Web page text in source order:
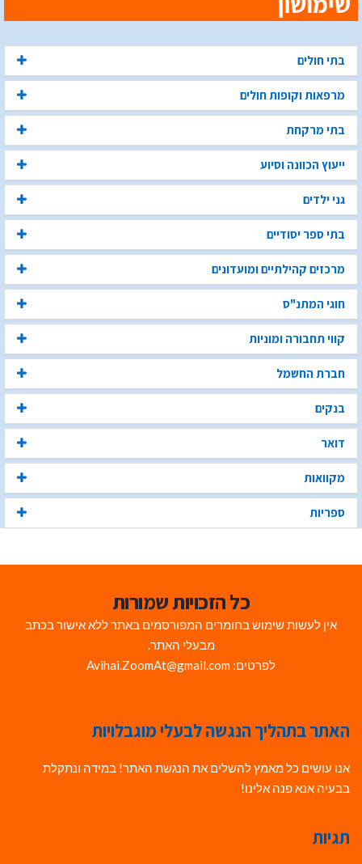
בתי חולים
מרפאות וקופות חולים
בתי מרקחת
ייעוץ הכוונה וסיוע
גני ילדים
בתי ספר יסודיים
מרכזים קהילתיים ומועדונים
חוגי המתנ"ס
קווי תחבורה ומוניות
חברת החשמל
בנקים
דואר
מקוואות
ספריות
כל הזכויות שמורות
אין לעשות שימוש בחומרים המפורסמים באתר ללא אישור בכתב
מבעלי האתר.
לפרטים: Avihai.ZoomAt@gmail.com
האתר בתהליך הנגשה לבעלי מוגבלויות
אנו עושים כל מאמץ להשלים את הנגשת האתר! במידה ונתקלת
בבעיה אנא פנה אלינו!
תגיות